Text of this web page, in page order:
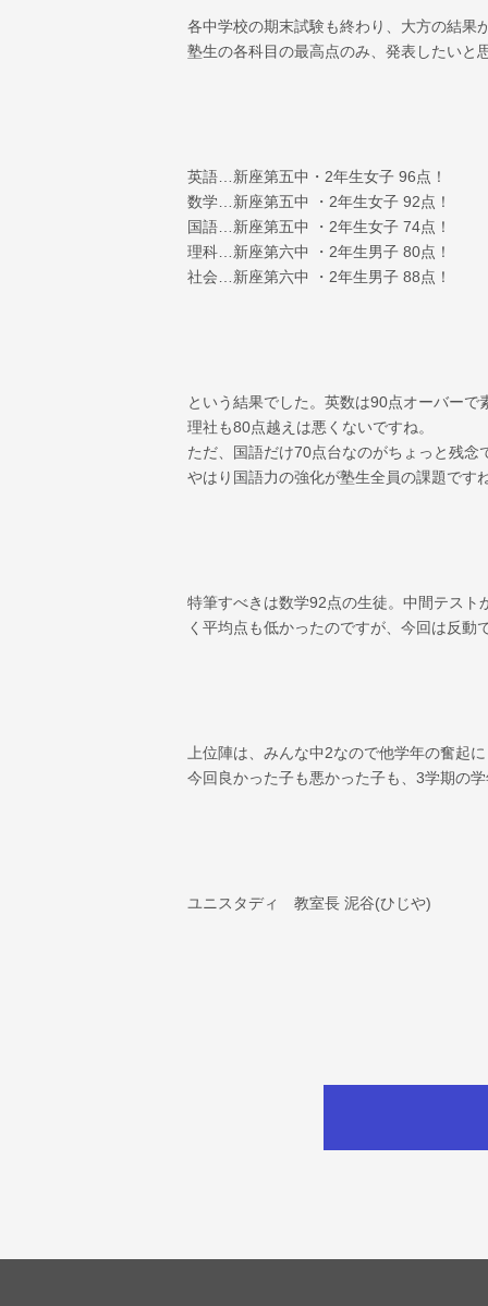
各中学校の期末試験も終わり、大方の結果
塾生の各科目の最高点のみ、発表したいと
英語…新座第五中・2年生女子 96点！
数学…新座第五中 ・2年生女子 92点！
国語…新座第五中 ・2年生女子 74点！
理科…新座第六中 ・2年生男子 80点！
社会…新座第六中 ・2年生男子 88点！
という結果でした。英数は90点オーバーで
理社も80点越えは悪くないですね。
ただ、国語だけ70点台なのがちょっと残念
やはり国語力の強化が塾生全員の課題ですね
特筆すべきは数学92点の生徒。中間テス
く平均点も低かったのですが、今回は反動
上位陣は、みんな中2なので他学年の奮起
今回良かった子も悪かった子も、3学期の
ユニスタディ 教室長 泥谷(ひじや)